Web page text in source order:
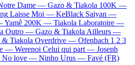
Dame — Gazo & Tiakola 100K —
Laisse Moi — KeBlack Saiyan —
Yamê 200K — Tiakola Laboratoire —
Outro — Gazo & Tiakola Ailleurs —
& Tiakola Overdrive — Ofenbach 1 2 3
— Werenoi Celui qui part — Joseph
No love — Ninho Urus — Favé (FR)